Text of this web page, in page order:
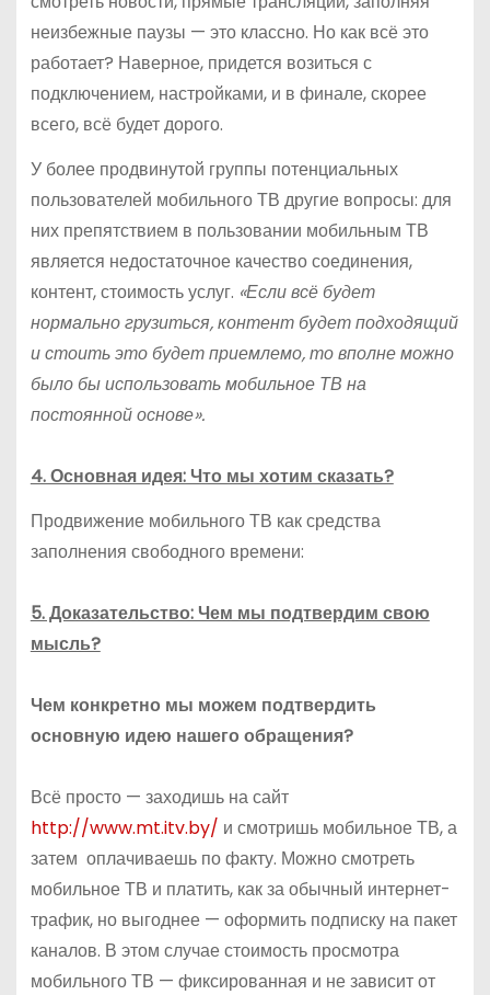
неизбежные паузы — это классно. Но как всё это
работает? Наверное, придется возиться с
подключением, настройками, и в финале, скорее
всего, всё будет дорого.
У более продвинутой группы потенциальных
пользователей мобильного ТВ другие вопросы: для
них препятствием в пользовании мобильным ТВ
является недостаточное качество соединения,
контент, стоимость услуг. «Если всё будет
нормально грузиться, контент будет подходящий
и стоить это будет приемлемо, то вполне можно
было бы использовать мобильное ТВ на
постоянной основе».
4. Основная идея: Что мы хотим сказать?
Продвижение мобильного ТВ как средства
заполнения свободного времени:
5. Доказательство: Чем мы подтвердим свою
мысль?
Чем конкретно мы можем подтвердить
основную идею нашего обращения?
Всё просто — заходишь на сайт
http://www.mt.itv.by/ и смотришь мобильное ТВ, а
затем оплачиваешь по факту. Можно смотреть
мобильное ТВ и платить, как за обычный интернет-
трафик, но выгоднее — оформить подписку на пакет
каналов. В этом случае стоимость просмотра
мобильного ТВ — фиксированная и не зависит от